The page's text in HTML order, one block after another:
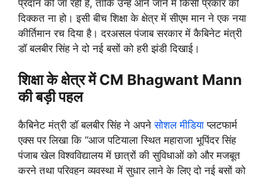
प्रदान की जा रही है, ताकि उन्हें आने जाने में किसी प्रकार की
दिक्कत ना हो। इसी बीच शिक्षा के क्षेत्र में सीएम मान ने एक नया
कीर्तिमान रच दिया है। दरअसल पंजाब सरकार में कैबिनेट मंत्री
डॉ बलबीर सिंह ने दो नई बसों को हरी झंडी दिखाई।
शिक्षा के क्षेत्र में CM Bhagwant Mann
की बड़ी पहल
कैबिनेट मंत्री डॉ बलबीर सिंह ने अपनेसोशल मीडिया प्लटफार्म
एक्स पर लिखा कि “आज पटियाला स्थित महाराजा भूपिंदर सिंह
पंजाब खेल विश्वविद्यालय में छात्रों की सुविधाओं को और मजबूत
करने तथा परिवहन व्यवस्था में सुधार लाने के लिए दो नई बसों को